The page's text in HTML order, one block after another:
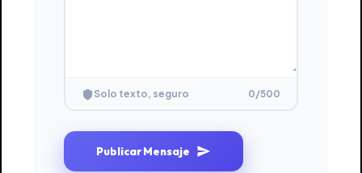
Solo texto, seguro 0/500
Publicar Mensaje